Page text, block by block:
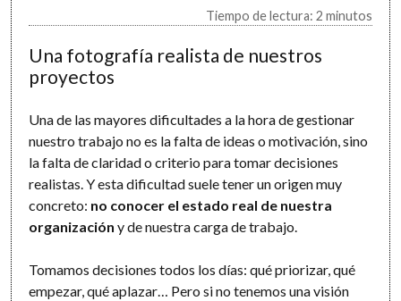
Tiempo de lectura: 2 minutos
Una fotografía realista de nuestros
proyectos
Una de las mayores dificultades a la hora de gestionar
nuestro trabajo no es la falta de ideas o motivación, sino
la falta de claridad o criterio para tomar decisiones
realistas. Y esta dificultad suele tener un origen muy
concreto: no conocer el estado real de nuestra
organizacióny de nuestra carga de trabajo.
Tomamos decisiones todos los días: qué priorizar, qué
empezar, qué aplazar… Pero si no tenemos una visión